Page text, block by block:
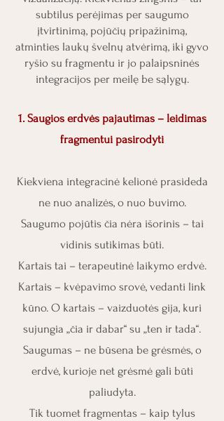
subtilus perėjimas per saugumo
įtvirtinimą, pojūčių pripažinimą,
atminties laukų švelnų atvėrimą, iki gyvo
ryšio su fragmentu ir jo palaipsninės
integracijos per meilę be sąlygų.
1. Saugios erdvės pajautimas – leidimas
fragmentui pasirodyti
Kiekviena integracinė kelionė prasideda
ne nuo analizės, o nuo buvimo.
Saugumo pojūtis čia nėra išorinis – tai
vidinis sutikimas būti.
Kartais tai – terapeutinė laikymo erdvė.
Kartais – kvėpavimo srovė, vedanti link
kūno. O kartais – vaizduotės gija, kuri
sujungia „čia ir dabar“ su „ten ir tada“.
Saugumas – ne būsena be grėsmės, o
erdvė, kurioje net grėsmė gali būti
paliudyta.
Tik tuomet fragmentas – kaip tylus